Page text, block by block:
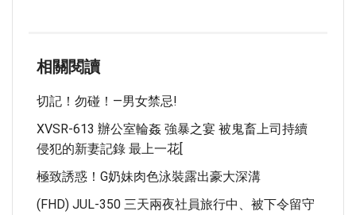
相關閱讀
切記！勿碰！—男女禁忌!
XVSR-613 辦公室輪姦 強暴之宴 被鬼畜上司持續
侵犯的新妻記錄 最上一花[
極致誘惑！G奶妹肉色泳裝露出豪大深溝
(FHD) JUL-350 三天兩夜社員旅行中、被下令留守